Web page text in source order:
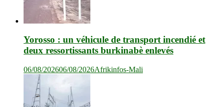
Yorosso : un véhicule de transport incendié et
deux ressortissants burkinabè enlevés
06/08/202606/08/2026Afrikinfos-Mali